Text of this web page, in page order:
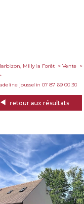
Milly la Forêt Vente
jousselin 07 87 69 00 30
retour aux résultats